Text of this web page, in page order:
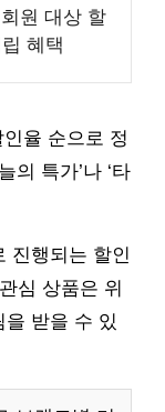
원 대상 할
혜택
율 순으로 정
의 특가’나 ‘타
진행되는 할인
심 상품은 위
받을 수 있